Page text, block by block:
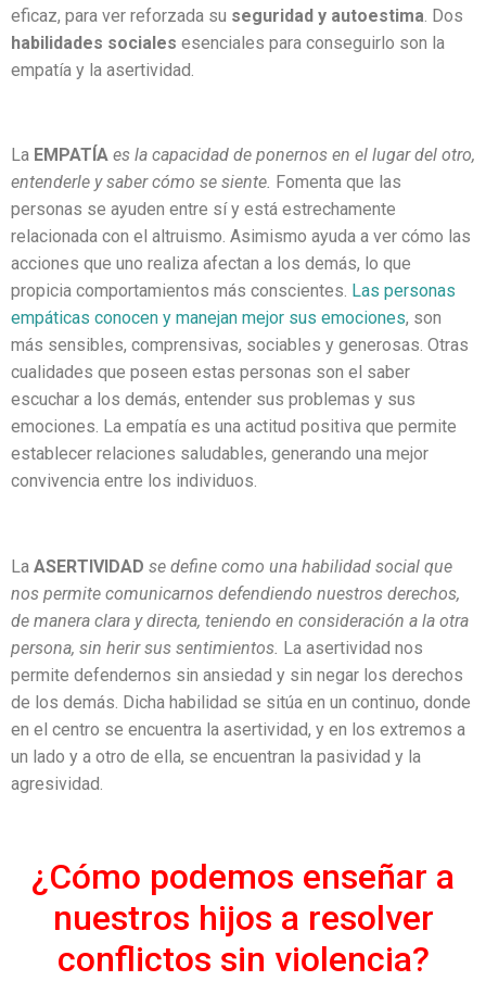
eficaz, para ver reforzada su seguridad y autoestima . Dos
habilidades sociales esenciales para conseguirlo son la
empatía y la asertividad.
La EMPATÍA es la capacidad de ponernos en el lugar del otro,
entenderle y saber cómo se siente. Fomenta que las
personas se ayuden entre sí y está estrechamente
relacionada con el altruismo. Asimismo ayuda a ver cómo las
acciones que uno realiza afectan a los demás, lo que
propicia comportamientos más conscientes. Las personas
empáticas conocen y manejan mejor sus emociones, son
más sensibles, comprensivas, sociables y generosas. Otras
cualidades que poseen estas personas son el saber
escuchar a los demás, entender sus problemas y sus
emociones. La empatía es una actitud positiva que permite
establecer relaciones saludables, generando una mejor
convivencia entre los individuos.
La ASERTIVIDAD se define como una habilidad social que
nos permite comunicarnos defendiendo nuestros derechos,
de manera clara y directa, teniendo en consideración a la otra
persona, sin herir sus sentimientos. La asertividad nos
permite defendernos sin ansiedad y sin negar los derechos
de los demás. Dicha habilidad se sitúa en un continuo, donde
en el centro se encuentra la asertividad, y en los extremos a
un lado y a otro de ella, se encuentran la pasividad y la
agresividad.
¿Cómo podemos enseñar a
nuestros hijos a resolver
conflictos sin violencia?